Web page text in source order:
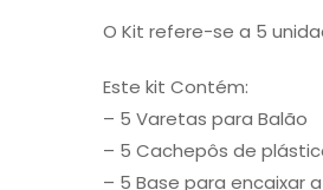
O Kit refere-se a 5
Este kit Contém:
– 5 Varetas para Balão
– 5 Cachepôs de
– 5 Base para encaixar